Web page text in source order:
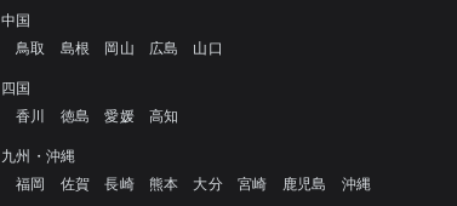
中国
鳥取
島根 岡山 広島 山口
四国
香川
徳島 愛媛 高知
九州・沖縄
福岡
佐賀 長崎 熊本 大分 宮崎 鹿児島 沖縄